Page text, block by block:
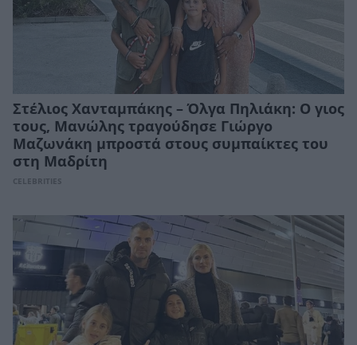
Στέλιος Χανταμπάκης – Όλγα Πηλιάκη: Ο γιος
τους, Μανώλης τραγούδησε Γιώργο
Μαζωνάκη μπροστά στους συμπαίκτες του
στη Μαδρίτη
CELEBRITIES